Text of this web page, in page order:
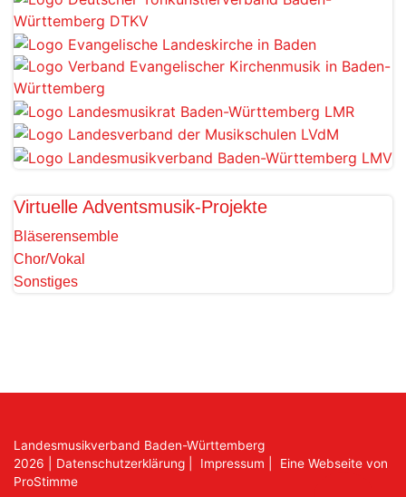
Virtuelle Adventsmusik-Projekte
Bläserensemble
Chor/Vokal
Sonstiges
Landesmusikverband Baden-Württemberg
2026
Datenschutzerklärung Impressum
Eine Webseite von
ProStimme